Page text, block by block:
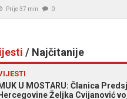
Prije 37 min 0
/ Najčitanije
U MOSTARU: Članica
Željka Cvijanović